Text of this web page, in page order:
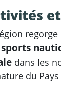
et
sports
dans les
du Pays